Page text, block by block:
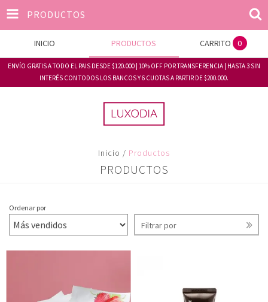
PRODUCTOS
INICIO PRODUCTOS CARRITO 0
ENVÍO GRATIS A TODO EL PAIS DESDE $120.000 | 10% OFF POR TRANSFERENCIA | HASTA 3 SIN
INTERÉS CON TODOS LOS BANCOS Y 6 CUOTAS A PARTIR DE $200.000.
Inicio / Productos
PRODUCTOS
Ordenar por
Filtrar por